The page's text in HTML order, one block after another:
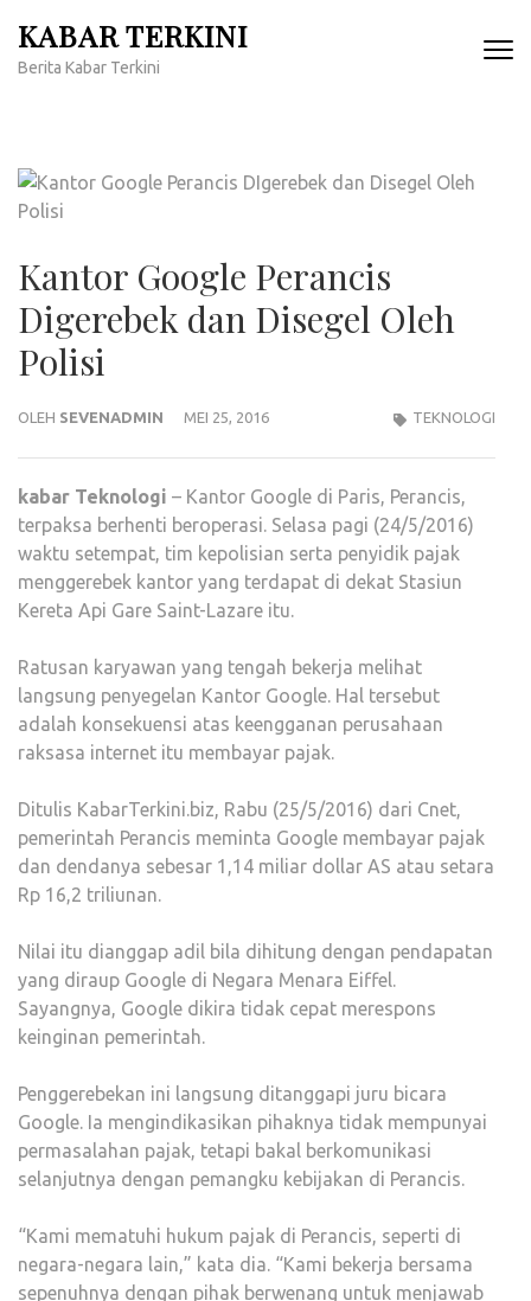
konten
KABAR TERKINI
Berita Kabar Terkini
Kantor Google Perancis
Digerebek dan Disegel Oleh
Polisi
OLEH SEVENADMIN MEI 25, 2016 TEKNOLOGI
kabar Teknologi – Kantor Google di Paris, Perancis,
terpaksa berhenti beroperasi. Selasa pagi (24/5/2016)
waktu setempat, tim kepolisian serta penyidik pajak
menggerebek kantor yang terdapat di dekat Stasiun
Kereta Api Gare Saint-Lazare itu.
Ratusan karyawan yang tengah bekerja melihat
langsung penyegelan Kantor Google. Hal tersebut
adalah konsekuensi atas keengganan perusahaan
raksasa internet itu membayar pajak.
Ditulis KabarTerkini.biz, Rabu (25/5/2016) dari Cnet,
pemerintah Perancis meminta Google membayar pajak
dan dendanya sebesar 1,14 miliar dollar AS atau setara
Rp 16,2 triliunan.
Nilai itu dianggap adil bila dihitung dengan pendapatan
yang diraup Google di Negara Menara Eiffel.
Sayangnya, Google dikira tidak cepat merespons
keinginan pemerintah.
Penggerebekan ini langsung ditanggapi juru bicara
Google. Ia mengindikasikan pihaknya tidak mempunyai
permasalahan pajak, tetapi bakal berkomunikasi
selanjutnya dengan pemangku kebijakan di Perancis.
“Kami mematuhi hukum pajak di Perancis, seperti di
negara-negara lain,” kata dia. “Kami bekerja bersama
sepenuhnya dengan pihak berwenang untuk menjawab